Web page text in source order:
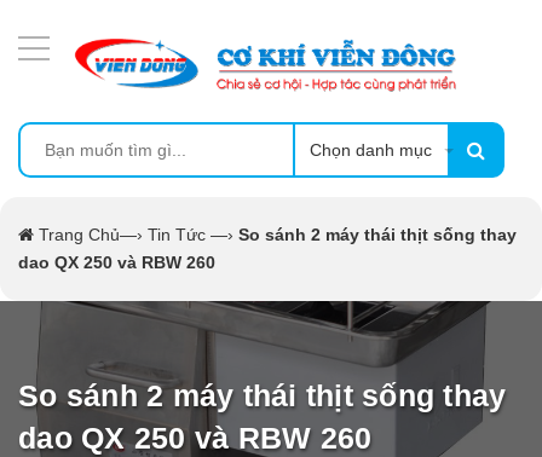
Chọn danh mục
Trang Chủ—› Tin Tức —› So sánh 2 máy thái thịt sống thay
dao QX 250 và RBW 260
So sánh 2 máy thái thịt sống thay
dao QX 250 và RBW 260
MÁY ÉP MÍA TẠO BỌT
MÁY RỬA BÁT SIÊU ÂM
MÁY SẤY THỰC PHẨM CÔNG NGHIỆP
CẨM NANG